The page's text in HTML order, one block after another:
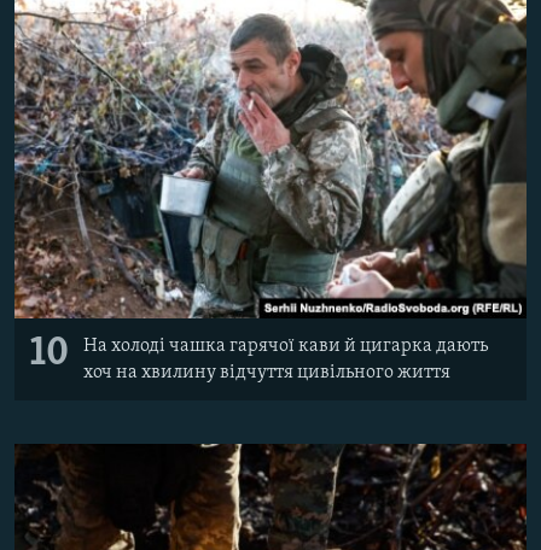
10
На холоді чашка гарячої кави й цигарка дають
хоч на хвилину відчуття цивільного життя